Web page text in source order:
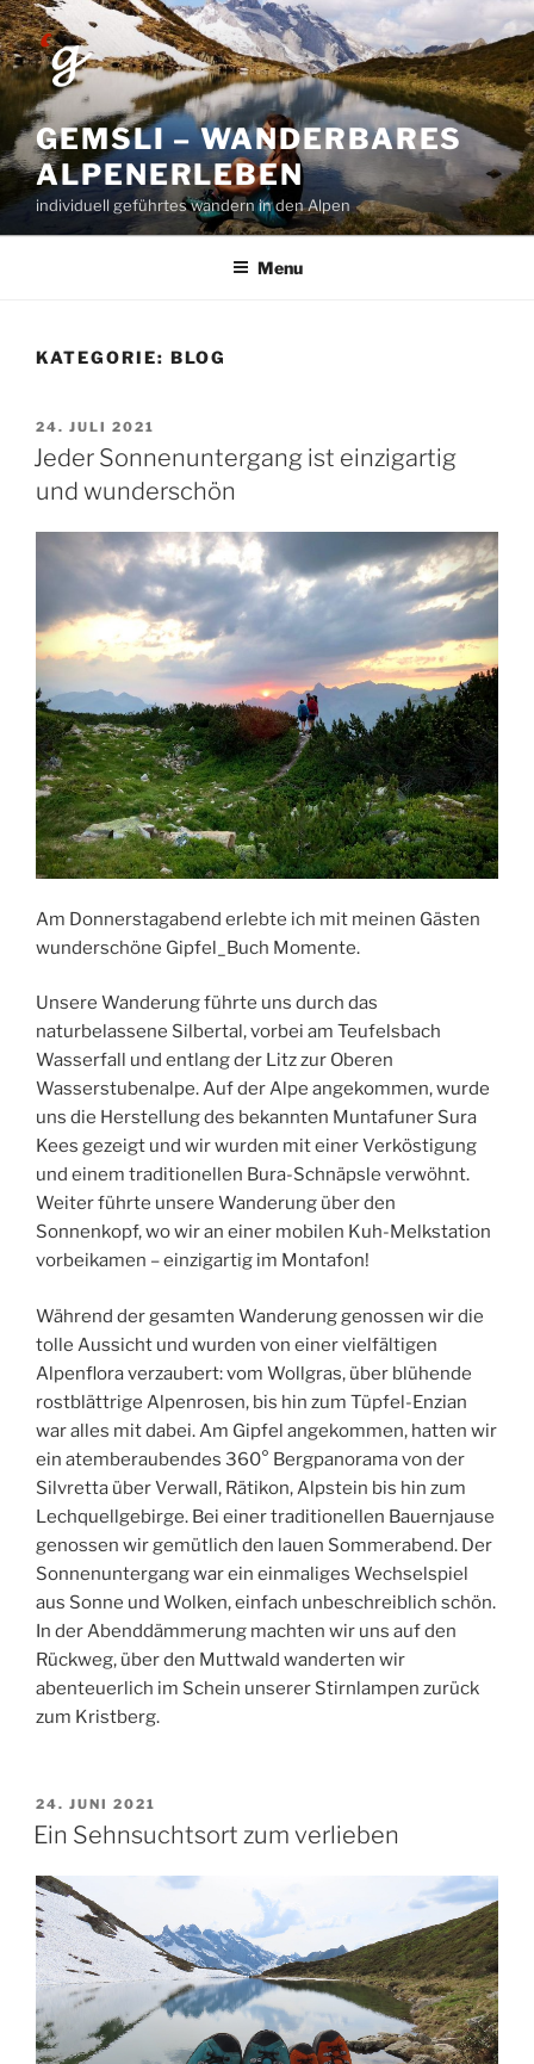
Skip
to
content
GEMSLI – WANDERBARES
ALPENERLEBEN
individuell geführtes wandern in den Alpen
Menu
KATEGORIE: BLOG
POSTED
ON
24. JULI 2021
Jeder Sonnenuntergang ist einzigartig
und wunderschön
Am Donnerstagabend erlebte ich mit meinen Gästen
wunderschöne Gipfel_Buch Momente.
Unsere Wanderung führte uns durch das
naturbelassene Silbertal, vorbei am Teufelsbach
Wasserfall und entlang der Litz zur Oberen
Wasserstubenalpe. Auf der Alpe angekommen, wurde
uns die Herstellung des bekannten Muntafuner Sura
Kees gezeigt und wir wurden mit einer Verköstigung
und einem traditionellen Bura-Schnäpsle verwöhnt.
Weiter führte unsere Wanderung über den
Sonnenkopf, wo wir an einer mobilen Kuh-Melkstation
vorbeikamen – einzigartig im Montafon!
Während der gesamten Wanderung genossen wir die
tolle Aussicht und wurden von einer vielfältigen
Alpenflora verzaubert: vom Wollgras, über blühende
rostblättrige Alpenrosen, bis hin zum Tüpfel-Enzian
war alles mit dabei. Am Gipfel angekommen, hatten wir
ein atemberaubendes 360° Bergpanorama von der
Silvretta über Verwall, Rätikon, Alpstein bis hin zum
Lechquellgebirge. Bei einer traditionellen Bauernjause
genossen wir gemütlich den lauen Sommerabend. Der
Sonnenuntergang war ein einmaliges Wechselspiel
aus Sonne und Wolken, einfach unbeschreiblich schön.
In der Abenddämmerung machten wir uns auf den
Rückweg, über den Muttwald wanderten wir
abenteuerlich im Schein unserer Stirnlampen zurück
zum Kristberg.
POSTED
ON
24. JUNI 2021
Ein Sehnsuchtsort zum verlieben